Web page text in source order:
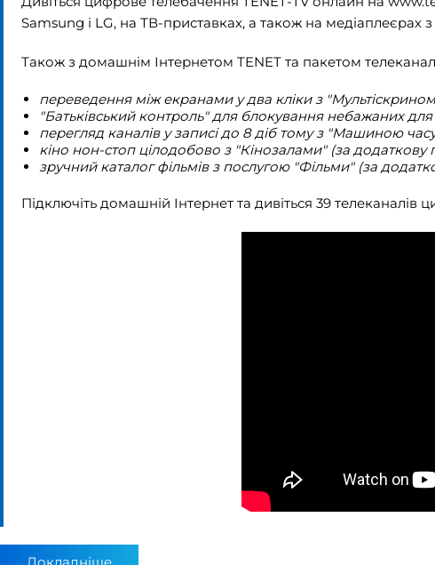
Samsung і LG, на ТВ-приставках, а також на медіаплеєрах
Також з домашнім Інтернетом TENET та пакетом
переведення між екранами у два кліки з
"Батьківський контроль" для блокування небажаних для
перегляд каналів у записі до 8 діб тому з "Машиною
кіно нон-стоп цілодобово з "Кінозалами" (за додаткову
зручний каталог фільмів з послугою "Фільми" (за
Підключіть домашній Інтернет та дивіться 39 телеканалів
Докладніше